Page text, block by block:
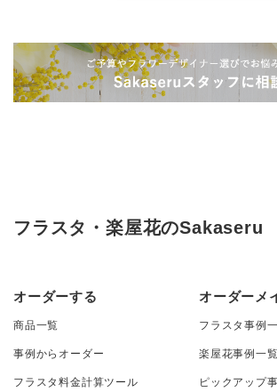
フラスタ・楽屋花のSakaseru
オーダーする
商品一覧
事例からオーダー
フラスタ料金計算ツール
オーダーメ
フラスタ事例
楽屋花事例一覧
ピックアップ